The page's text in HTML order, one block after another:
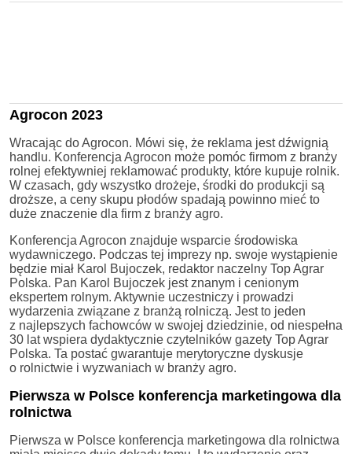
Agrocon 2023
Wracając do Agrocon. Mówi się, że reklama jest dźwignią
handlu. Konferencja Agrocon może pomóc firmom z branży
rolnej efektywniej reklamować produkty, które kupuje rolnik.
W czasach, gdy wszystko drożeje, środki do produkcji są
droższe, a ceny skupu płodów spadają powinno mieć to
duże znaczenie dla firm z branży agro.
Konferencja Agrocon znajduje wsparcie środowiska
wydawniczego. Podczas tej imprezy np. swoje wystąpienie
będzie miał Karol Bujoczek, redaktor naczelny Top Agrar
Polska. Pan Karol Bujoczek jest znanym i cenionym
ekspertem rolnym. Aktywnie uczestniczy i prowadzi
wydarzenia związane z branżą rolniczą. Jest to jeden
z najlepszych fachowców w swojej dziedzinie, od niespełna
30 lat wspiera dydaktycznie czytelników gazety Top Agrar
Polska. Ta postać gwarantuje merytoryczne dyskusje
o rolnictwie i wyzwaniach w branży agro.
Pierwsza w Polsce konferencja marketingowa dla
rolnictwa
Pierwsza w Polsce konferencja marketingowa dla rolnictwa